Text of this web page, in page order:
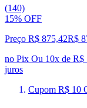
(140)
15% OFF
Preço R$ 875,42R$
no Pix Ou 10x de R$
juros
Cupom R$ 10